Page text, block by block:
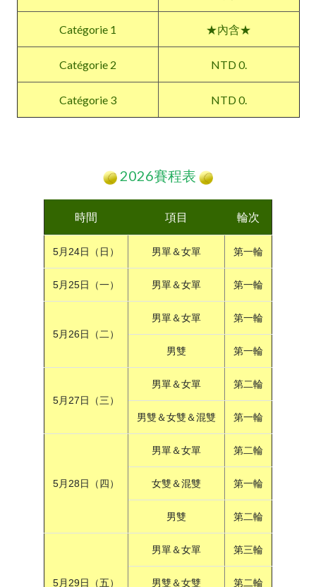
Catégorie 1 ★內含★
Catégorie 2 NTD 0.
Catégorie 3 NTD 0.
2026賽程表
時間 項目 輪次
5月24日（日） 男單＆女單 第一輪
5月25日（一） 男單＆女單 第一輪
5月26日（二）
男單＆女單 第一輪
男雙 第一輪
5月27日（三）
男單＆女單 第二輪
男雙＆女雙＆混雙 第一輪
5月28日（四）
男單＆女單 第二輪
女雙＆混雙 第一輪
男雙 第二輪
5月29日（五）
男單＆女單 第三輪
男雙＆女雙 第二輪